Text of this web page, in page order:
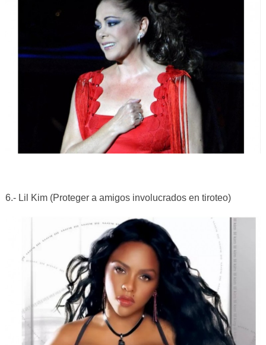
6.- Lil Kim (Proteger a amigos involucrados en tiroteo)